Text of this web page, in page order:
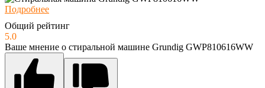
Подробнее
Общий рейтинг
5.0
Ваше мнение о стиральной машине Grundig GWP810616WW